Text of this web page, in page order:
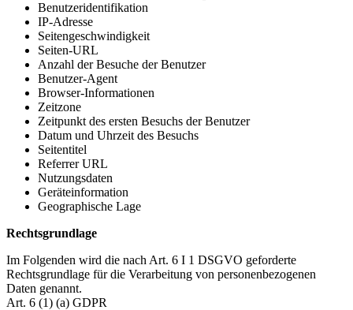
Benutzeridentifikation
IP-Adresse
Seitengeschwindigkeit
Seiten-URL
Anzahl der Besuche der Benutzer
Benutzer-Agent
Browser-Informationen
Zeitzone
Zeitpunkt des ersten Besuchs der Benutzer
Datum und Uhrzeit des Besuchs
Seitentitel
Referrer URL
Nutzungsdaten
Geräteinformation
Geographische Lage
Rechtsgrundlage
Im Folgenden wird die nach Art. 6 I 1 DSGVO geforderte
Rechtsgrundlage für die Verarbeitung von personenbezogenen
Daten genannt.
Art. 6 (1) (a) GDPR